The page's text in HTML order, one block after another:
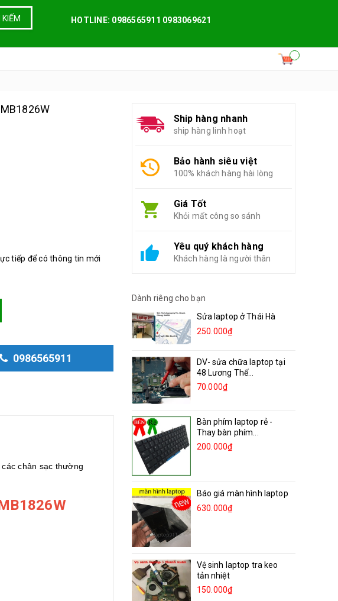
HOTLINE: 0986565911 0983069621
tiếp để có thông tin mới
0986565911
chân sạc thường
Ship hàng nhanh
ship hàng linh hoạt
Bảo hành siêu việt
100% khách hàng hài lòng
Giá Tốt
Khỏi mất công so sánh
Yêu quý khách hàng
Khách hàng là người thân
Dành riêng cho bạn
Sửa laptop ở Thái Hà
250.000₫
DV- sửa chữa laptop tại
48 Lương Thế...
70.000₫
Bàn phím laptop rẻ -
Thay bàn phím...
200.000₫
Báo giá màn hình laptop
630.000₫
Vệ sinh laptop tra keo
tản nhiệt
150.000₫